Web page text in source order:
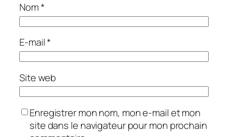
Nom*
E-mail*
Site web
Enregistrer mon nom, mon e-mail et mon
site dans le navigateur pour mon prochain